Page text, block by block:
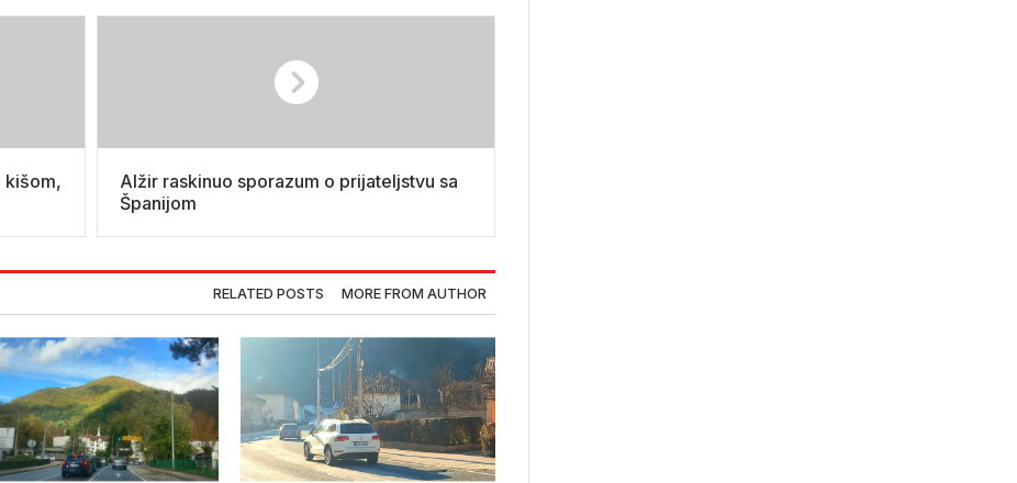
kišom,
Alžir raskinuo sporazum o prijateljstvu sa
Španijom
RELATED POSTS MORE FROM AUTHOR